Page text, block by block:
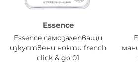
Essence
Essence самозалепващи
изкуствени нокти french
click & go 01